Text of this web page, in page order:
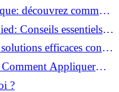
découvrez comment
soins beauté!
Conseils essentiels
efficaces contre
Appliquer
?